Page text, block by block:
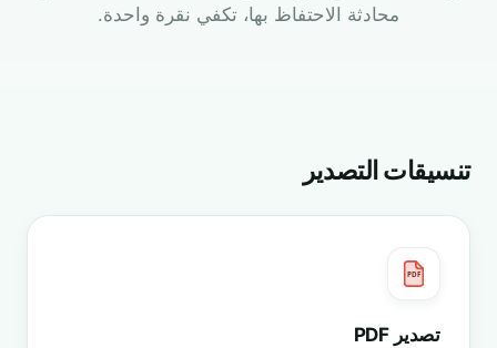
محادثة الاحتفاظ بها، تكفي نقرة واحدة.
تنسيقات التصدير
PDF
تصدير PDF